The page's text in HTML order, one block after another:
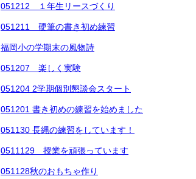
051212 １年生リースづくり
051211 硬筆の書き初め練習
福岡小の学期末の風物詩
051207 楽しく実験
051204 2学期個別懇談会スタート
051201 書き初めの練習を始めました
051130 長縄の練習をしています！
0511129 授業を頑張っています
051128秋のおもちゃ作り